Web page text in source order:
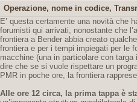
Operazione, nome in codice,
E’ questa certamente una novità che
forumisti qui arrivati, nonostante che
frontiera a Bender abbia creato
frontiera e per i tempi impiegati per le
macchine (una in particolare con
dire che se si vuole rispettare un
PMR in poche ore, la frontiera
Alle ore 12 circa, la prima tappa è